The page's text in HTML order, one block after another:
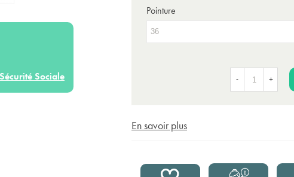
Sociale
- +
Pointure
En savoir plus